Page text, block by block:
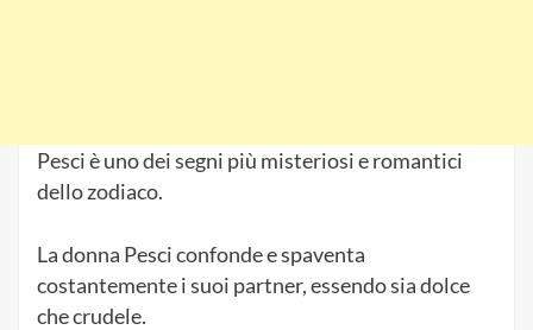
Pesci è uno dei segni più misteriosi e romantici
dello zodiaco.
La donna Pesci confonde e spaventa
costantemente i suoi partner, essendo sia dolce
che crudele.